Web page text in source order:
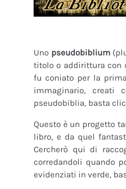
Uno pseudobiblium
titolo o addirittura con
fu coniato per la
immaginario, creati
pseudobiblia, basta
Questo è un progetto
libro, e da quel
Cercherò qui di
corredandoli quando
evidenziati in verde,